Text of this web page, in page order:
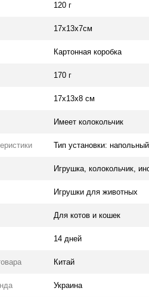
120 г
17х13х7см
Картонная коробка
170 г
17х13х8 см
Имеет колокольчик
Тип установки:
Игрушка, колокольчик,
Игрушки для животных
Для котов и кошек
14 дней
Китай
Украина